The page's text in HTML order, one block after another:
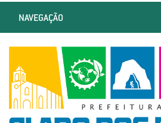
NAVEGAÇÃO